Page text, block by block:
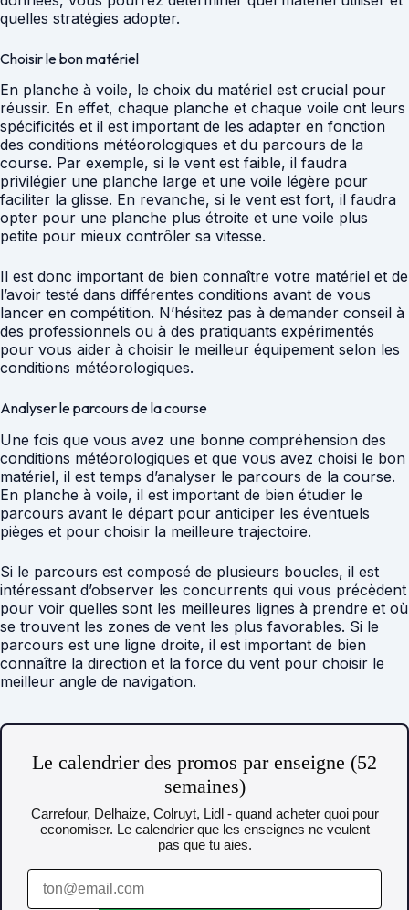
quelles stratégies adopter.
Choisir le bon matériel
En planche à voile, le choix du matériel est crucial pour
réussir. En effet, chaque planche et chaque voile ont leurs
spécificités et il est important de les adapter en fonction
des conditions météorologiques et du parcours de la
course. Par exemple, si le vent est faible, il faudra
privilégier une planche large et une voile légère pour
faciliter la glisse. En revanche, si le vent est fort, il faudra
opter pour une planche plus étroite et une voile plus
petite pour mieux contrôler sa vitesse.
Il est donc important de bien connaître votre matériel et de
l’avoir testé dans différentes conditions avant de vous
lancer en compétition. N’hésitez pas à demander conseil à
des professionnels ou à des pratiquants expérimentés
pour vous aider à choisir le meilleur équipement selon les
conditions météorologiques.
Analyser le parcours de la course
Une fois que vous avez une bonne compréhension des
conditions météorologiques et que vous avez choisi le bon
matériel, il est temps d’analyser le parcours de la course.
En planche à voile, il est important de bien étudier le
parcours avant le départ pour anticiper les éventuels
pièges et pour choisir la meilleure trajectoire.
Si le parcours est composé de plusieurs boucles, il est
intéressant d’observer les concurrents qui vous précèdent
pour voir quelles sont les meilleures lignes à prendre et où
se trouvent les zones de vent les plus favorables. Si le
parcours est une ligne droite, il est important de bien
connaître la direction et la force du vent pour choisir le
meilleur angle de navigation.
Le calendrier des promos par enseigne (52
semaines)
Carrefour, Delhaize, Colruyt, Lidl - quand acheter quoi pour
economiser. Le calendrier que les enseignes ne veulent
pas que tu aies.